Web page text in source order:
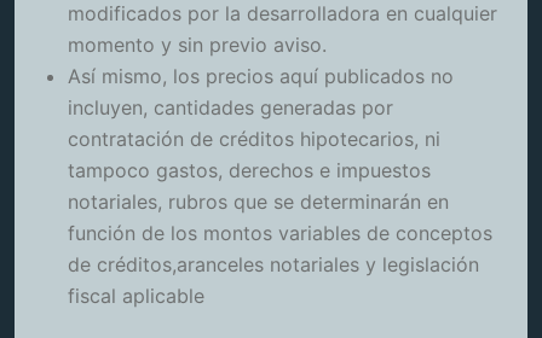
modificados por la desarrolladora en cualquier
momento y sin previo aviso.
Así mismo, los precios aquí publicados no
incluyen, cantidades generadas por
contratación de créditos hipotecarios, ni
tampoco gastos, derechos e impuestos
notariales, rubros que se determinarán en
función de los montos variables de conceptos
de créditos,aranceles notariales y legislación
fiscal aplicable